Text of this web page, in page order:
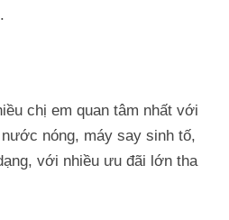
chị em quan tâm nhất với
nóng, máy say sinh tố,
với nhiều ưu đãi lớn tha